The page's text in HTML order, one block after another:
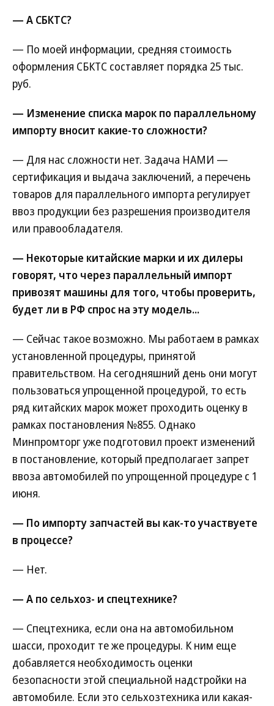
— А СБКТС?
— По моей информации, средняя стоимость
оформления СБКТС составляет порядка 25 тыс.
руб.
— Изменение списка марок по параллельному
импорту вносит какие-то сложности?
— Для нас сложности нет. Задача НАМИ —
сертификация и выдача заключений, а перечень
товаров для параллельного импорта регулирует
ввоз продукции без разрешения производителя
или правообладателя.
— Некоторые китайские марки и их дилеры
говорят, что через параллельный импорт
привозят машины для того, чтобы проверить,
будет ли в РФ спрос на эту модель...
— Сейчас такое возможно. Мы работаем в рамках
установленной процедуры, принятой
правительством. На сегодняшний день они могут
пользоваться упрощенной процедурой, то есть
ряд китайских марок может проходить оценку в
рамках постановления №855. Однако
Минпромторг уже подготовил проект изменений
в постановление, который предполагает запрет
ввоза автомобилей по упрощенной процедуре с 1
июня.
— По импорту запчастей вы как-то участвуете
в процессе?
— Нет.
— А по сельхоз- и спецтехнике?
— Спецтехника, если она на автомобильном
шасси, проходит те же процедуры. К ним еще
добавляется необходимость оценки
безопасности этой специальной надстройки на
автомобиле. Если это сельхозтехника или какая-